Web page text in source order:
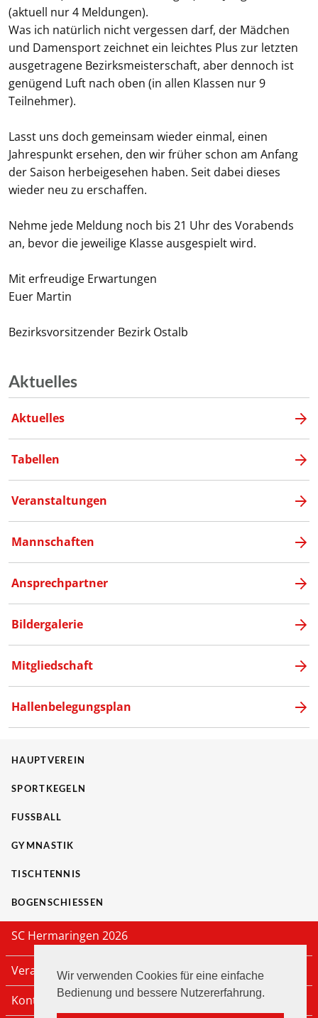
Wir verwenden Cookies für eine einfache
Bedienung und bessere Nutzererfahrung.
(aktuell nur 4 Meldungen).
Was ich natürlich nicht vergessen darf, der Mädchen
und Damensport zeichnet ein leichtes Plus zur letzten
ausgetragene Bezirksmeisterschaft, aber dennoch ist
genügend Luft nach oben (in allen Klassen nur 9
Teilnehmer).
Lasst uns doch gemeinsam wieder einmal, einen
Jahrespunkt ersehen, den wir früher schon am Anfang
der Saison herbeigesehen haben. Seit dabei dieses
wieder neu zu erschaffen.
Nehme jede Meldung noch bis 21 Uhr des Vorabends
an, bevor die jeweilige Klasse ausgespielt wird.
Mit erfreudige Erwartungen
Euer Martin
Bezirksvorsitzender Bezirk Ostalb
Aktuelles
Aktuelles
Tabellen
Veranstaltungen
Mannschaften
Ansprechpartner
Bildergalerie
Mitgliedschaft
Hallenbelegungsplan
HAUPTVEREIN
SPORTKEGELN
FUSSBALL
GYMNASTIK
TISCHTENNIS
BOGENSCHIESSEN
SC Hermaringen 2026
Veranstaltungen
Kontakt